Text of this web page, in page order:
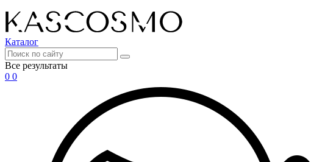
Каталог
Все результаты
0 0